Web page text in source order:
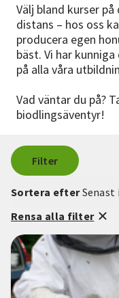
Välj bland kurser
distans – hos oss
producera egen
bäst. Vi har
på alla våra
Vad väntar du på?
biodlingsäventyr!
Filter
Sortera efterSenast
Rensa alla filter